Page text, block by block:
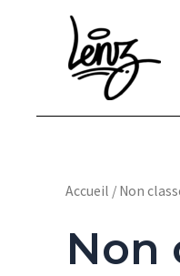
Accueil / Non
Non